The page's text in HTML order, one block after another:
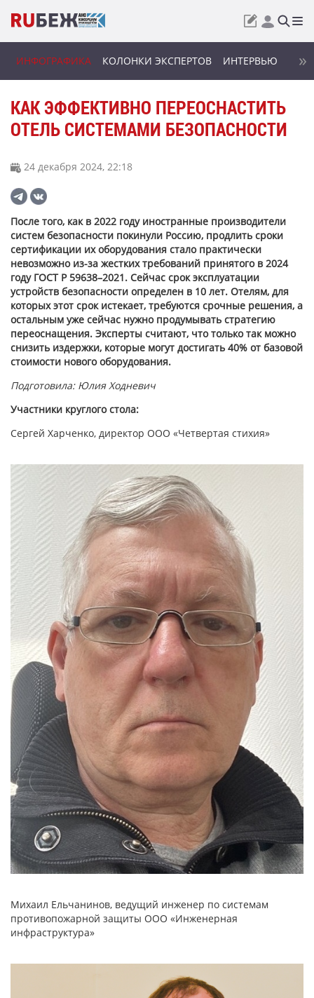
ИНФОГРАФИКА КОЛОНКИ ЭКСПЕРТОВ ИНТЕРВЬЮ
КАК ЭФФЕКТИВНО ПЕРЕОСНАСТИТЬ
ОТЕЛЬ СИСТЕМАМИ БЕЗОПАСНОСТИ
24 декабря 2024, 22:18
После того, как в 2022 году иностранные производители
систем безопасности покинули Россию, продлить сроки
сертификации их оборудования стало практически
невозможно из-за жестких требований принятого в 2024
году ГОСТ Р 59638–2021. Сейчас срок эксплуатации
устройств безопасности определен в 10 лет. Отелям, для
которых этот срок истекает, требуются срочные решения, а
остальным уже сейчас нужно продумывать стратегию
переоснащения. Эксперты считают, что только так можно
снизить издержки, которые могут достигать 40% от базовой
стоимости нового оборудования.
Подготовила: Юлия Ходневич
Участники круглого стола:
Сергей Харченко, директор ООО «Четвертая стихия»
Михаил Ельчанинов, ведущий инженер по системам
противопожарной защиты ООО «Инженерная
инфраструктура»